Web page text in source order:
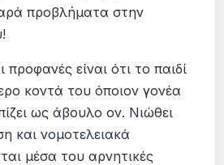
προβλήματα στην
είναι ότι το παιδί
κοντά του όποιον γονέα
ως άβουλο ον. Νιώθει
και νομοτελειακά
μέσα του αρνητικές